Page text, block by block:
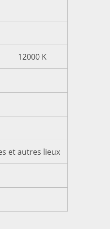
12000 K
et autres lieux